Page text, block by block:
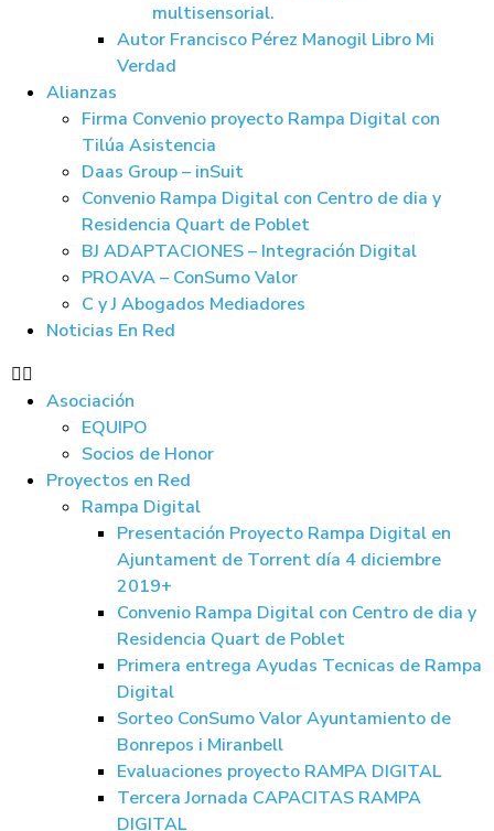
multisensorial.
Autor Francisco Pérez Manogil Libro Mi
Verdad
Alianzas
Firma Convenio proyecto Rampa Digital con
Tilúa Asistencia
Daas Group – inSuit
Convenio Rampa Digital con Centro de dia y
Residencia Quart de Poblet
BJ ADAPTACIONES – Integración Digital
PROAVA – ConSumo Valor
C y J Abogados Mediadores
Noticias En Red
Asociación
EQUIPO
Socios de Honor
Proyectos en Red
Rampa Digital
Presentación Proyecto Rampa Digital en
Ajuntament de Torrent día 4 diciembre
2019+
Convenio Rampa Digital con Centro de dia y
Residencia Quart de Poblet
Primera entrega Ayudas Tecnicas de Rampa
Digital
Sorteo ConSumo Valor Ayuntamiento de
Bonrepos i Miranbell
Evaluaciones proyecto RAMPA DIGITAL
Tercera Jornada CAPACITAS RAMPA
DIGITAL